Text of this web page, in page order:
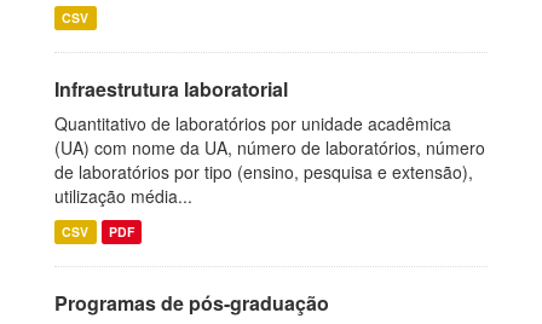
CSV
Infraestrutura laboratorial
Quantitativo de laboratórios por unidade acadêmica
(UA) com nome da UA, número de laboratórios, número
de laboratórios por tipo (ensino, pesquisa e extensão),
utilização média...
CSV PDF
Programas de pós-graduação